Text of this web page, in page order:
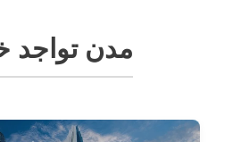
مدن تواجد